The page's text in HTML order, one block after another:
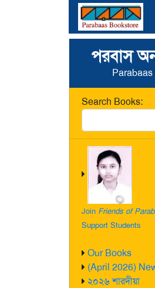
পরবাস
Search Books:
Join Friends of
Support Students
Our Books
(April 2026)
২০২৬ শারদীয়া